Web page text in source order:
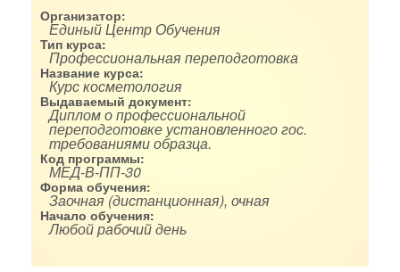
Организатор:
Единый Центр Обучения
Тип курса:
Профессиональная переподготовка
Название курса:
Курс косметология
Выдаваемый документ:
Диплом о профессиональной
переподготовке установленного гос.
требованиями образца.
Код программы:
МЕД-В-ПП-30
Форма обучения:
Заочная (дистанционная), очная
Начало обучения:
Любой рабочий день